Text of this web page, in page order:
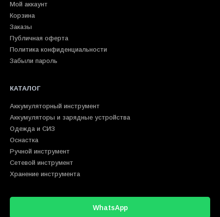
Мой аккаунт
Корзина
Заказы
Публичная оферта
Политика конфиденциальности
Забыли пароль
КАТАЛОГ
Аккумуляторный инструмент
Аккумуляторы и зарядные устройства
Одежда и СИЗ
Оснастка
Ручной инструмент
Сетевой инструмент
Хранение инструмента
WhatsApp